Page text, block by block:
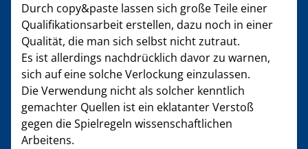
Durch copy&paste lassen sich große Teile einer
Qualifikationsarbeit erstellen, dazu noch in einer
Qualität, die man sich selbst nicht zutraut.
Es ist allerdings nachdrücklich davor zu warnen,
sich auf eine solche Verlockung einzulassen.
Die Verwendung nicht als solcher kenntlich
gemachter Quellen ist ein eklatanter Verstoß
gegen die Spielregeln wissenschaftlichen
Arbeitens.